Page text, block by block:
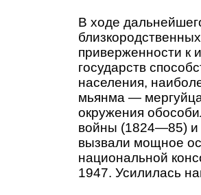
В ходе
приверженности к
государств
населения,
мьянма —
окружения
войны (1824—85) и
вызвали мощное
национальной
1947. Усилилась